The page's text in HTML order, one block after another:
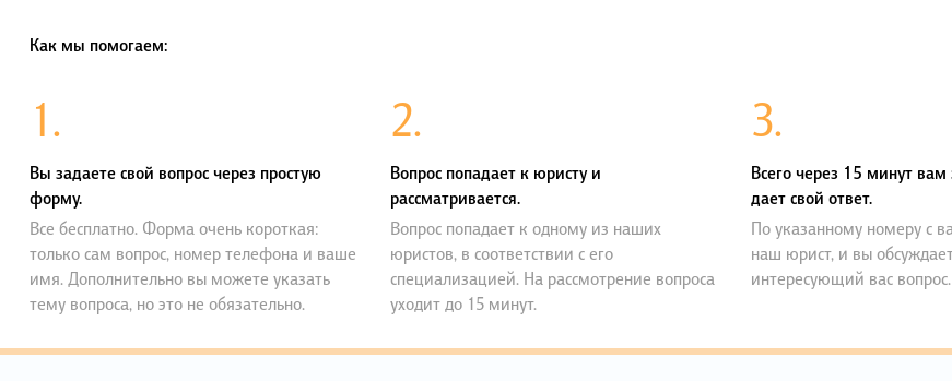
Как мы помогаем:
1.
Вы задаете свой вопрос через простую
форму.
Все бесплатно. Форма очень короткая:
только сам вопрос, номер телефона и ваше
имя. Дополнительно вы можете указать
тему вопроса, но это не обязательно.
2.
Вопрос попадает к юристу и
рассматривается.
Вопрос попадает к одному из наших
юристов, в соответствии с его
специализацией. На рассмотрение вопроса
уходит до 15 минут.
3.
Всего через 15 минут
дает свой ответ.
По указанному номеру с
наш юрист, и вы
интересующий вас вопрос.